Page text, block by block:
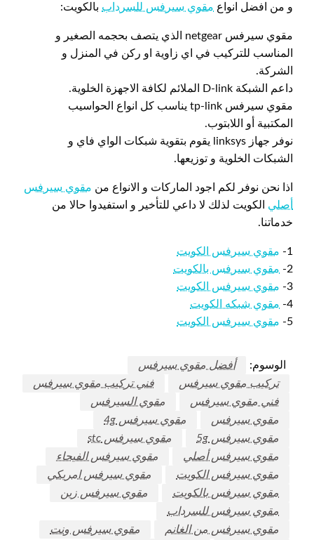
و من افضل انواع مقوي سيرفس للسرداب بالكويت:
مقوي سيرفس netgear الذي يتصف بحجمه الصغير و
المناسب للتركيب في اي زاوية او ركن في المنزل و
الشركة.
داعم الشبكة D-link الملائم لكافة الاجهزة الخلوية.
مقوي سيرفس tp-link يناسب كل انواع الحواسيب
المكتبية أو اللابتوب.
نوفر جهاز linksys يقوم بتقوية شبكات الواي فاي و
الشبكات الخلوية و توزيعها.
اذا نحن نوفر لكم اجود الماركات و الانواع من مقوي سيرفس
أصلي الكويت لذلك لا داعي للتأخير و استفيدوا حالا من
خدماتنا.
1-
مقوي سيرفس الكويت
2-
مقوي سيرفس بالكويت
3-
مقوي سيرفس الكويت
4-
مقوي شبكه الكويت
5-
مقوي سيرفس الكويت
الوسوم:
أفضل مقوي سيرفس
تركيب مقوي سيرفس
فني تركيب مقوي سيرفس
فني مقوي سيرفس
مقوي السيرفس
مقوي سيرفس
مقوي سيرفس 4g
مقوي سيرفس 5g
مقوي سيرفس stc
مقوي سيرفس أصلي
مقوي سيرفس الفيحاء
مقوي سيرفس الكويت
مقوي سيرفس امريكي
مقوي سيرفس بالكويت
مقوي سيرفس زين
مقوي سيرفس للسرداب
مقوي سيرفس من الغانم
مقوي سيرفس ونت